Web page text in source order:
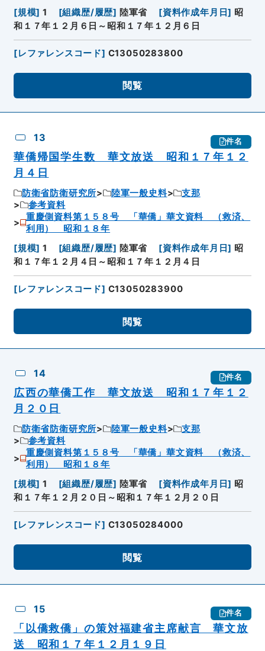
[規模] 1 [組織歴/履歴] 陸軍省 [資料作成年月日] 昭
和１７年１２月６日～昭和１７年１２月６日
[レファレンスコード] C13050283800
閲覧
13 件名
華僑帰国学生数 華文放送 昭和１７年１２
月４日
防衛省防衛研究所 陸軍一般史料
支那
参考資料
重慶側資料第１５８号 「華僑」華文資料 （救済、
利用） 昭和１８年
[規模] 1 [組織歴/履歴] 陸軍省 [資料作成年月日] 昭
和１７年１２月４日～昭和１７年１２月４日
[レファレンスコード] C13050283900
閲覧
14 件名
広西の華僑工作 華文放送 昭和１７年１２
月２０日
防衛省防衛研究所 陸軍一般史料
支那
参考資料
重慶側資料第１５８号 「華僑」華文資料 （救済、
利用） 昭和１８年
[規模] 1 [組織歴/履歴] 陸軍省 [資料作成年月日] 昭
和１７年１２月２０日～昭和１７年１２月２０日
[レファレンスコード] C13050284000
閲覧
15 件名
「以僑救僑」の策対福建省主席献言 華文放
送 昭和１７年１２月１９日